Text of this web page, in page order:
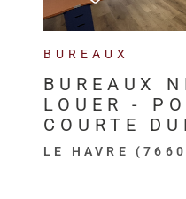
BUREAUX
BUREAUX
LOUER -
COURTE
LE HAVRE